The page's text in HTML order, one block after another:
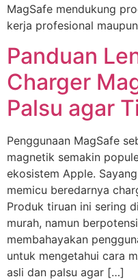
MagSafe mendukung
kerja profesional
Panduan
Charger
Palsu agar
Penggunaan MagSafe
magnetik semakin
ekosistem Apple.
memicu beredarnya
Produk tiruan ini sering
murah, namun
membahayakan
untuk mengetahui cara
asli dan palsu agar […]